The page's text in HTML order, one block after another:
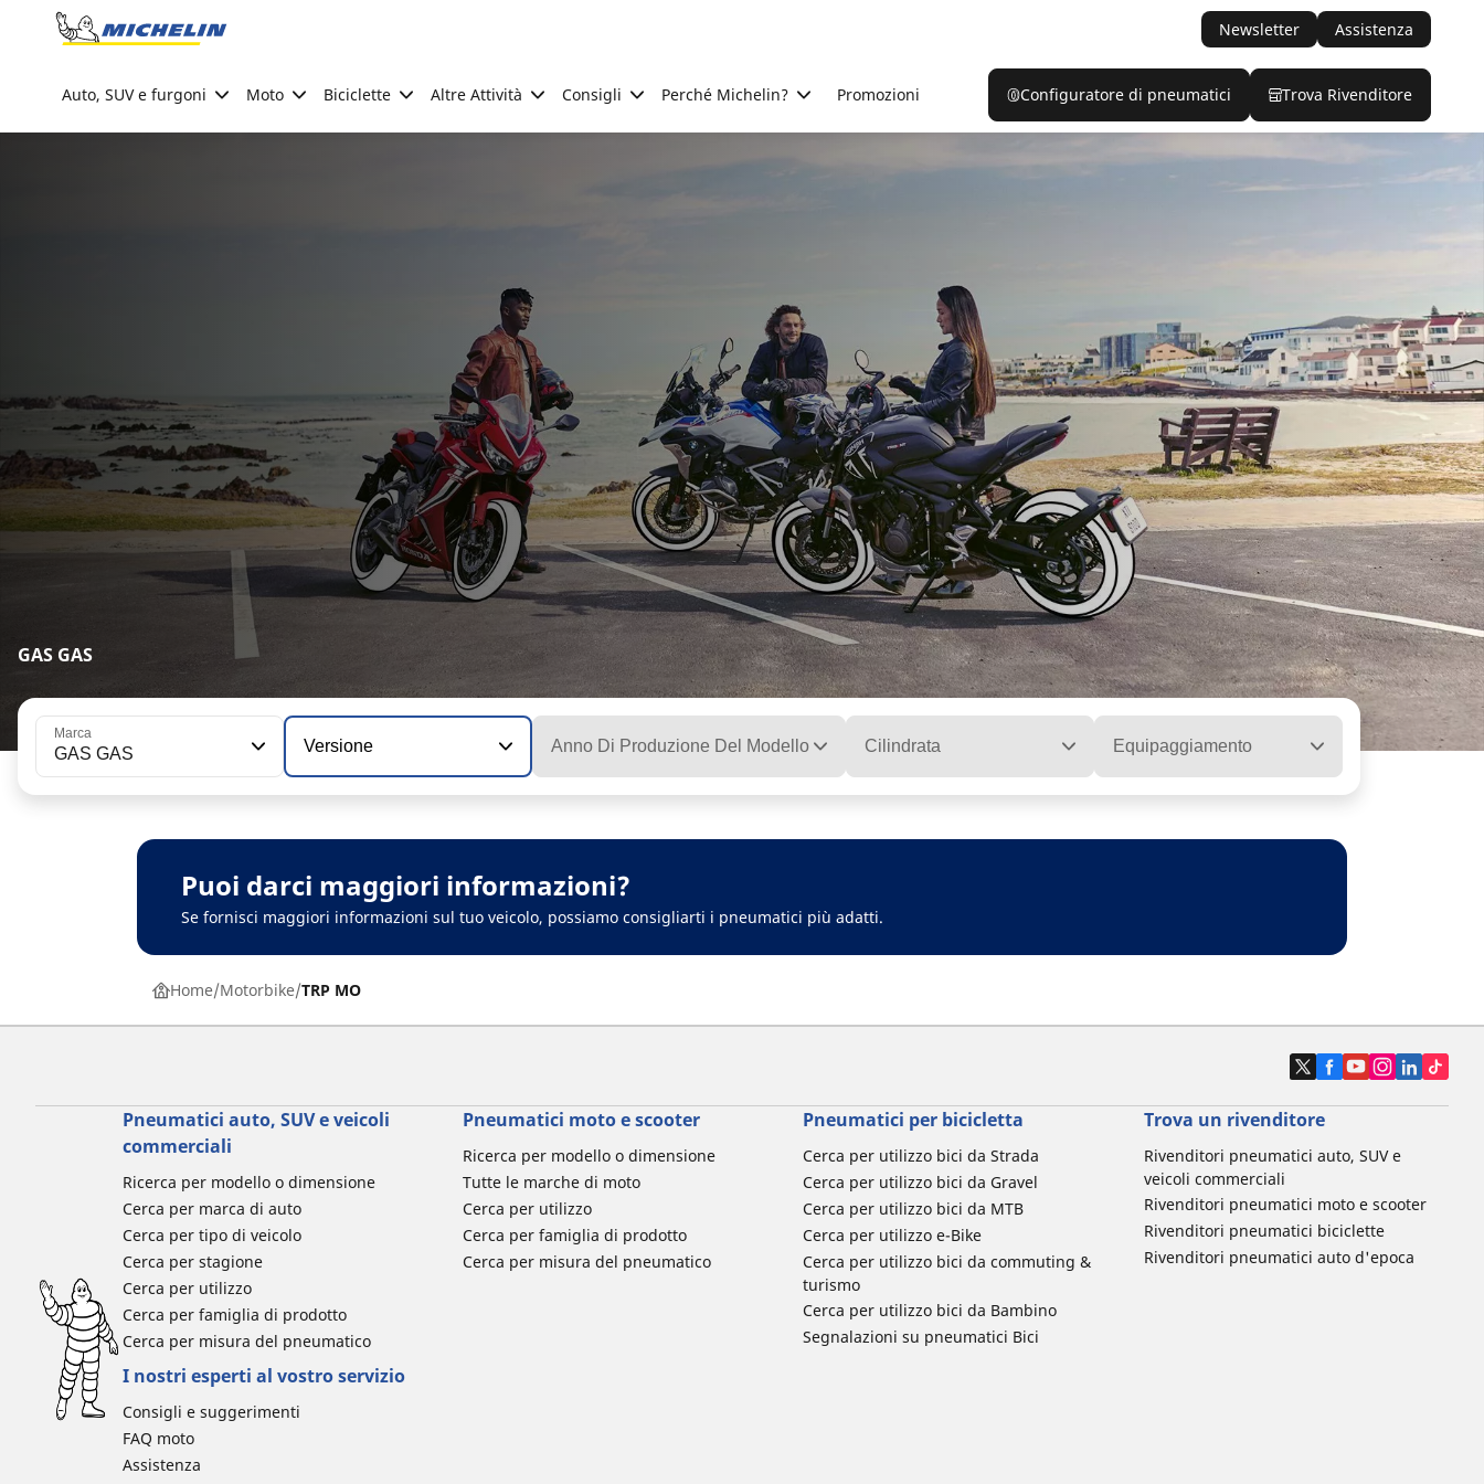
Go to page content
Newsletter Assistenza
Auto, SUV e furgoni Moto Biciclette Altre Attività Consigli Perché Michelin? Promozioni Configuratore di pneumatici Trova Rivenditore
GAS GAS
Marca
GAS GAS Versione Anno Di Produzione Del Modello Cilindrata Equipaggiamento
Puoi darci maggiori informazioni?
Se fornisci maggiori informazioni sul tuo veicolo, possiamo consigliarti i pneumatici più adatti.
Home Motorbike TRP MO
Pneumatici auto, SUV e veicoli
commerciali
Ricerca per modello o dimensione
Cerca per marca di auto
Cerca per tipo di veicolo
Cerca per stagione
Cerca per utilizzo
Cerca per famiglia di prodotto
Cerca per misura del pneumatico
Pneumatici moto e scooter
Ricerca per modello o dimensione
Tutte le marche di moto
Cerca per utilizzo
Cerca per famiglia di prodotto
Cerca per misura del pneumatico
Pneumatici per bicicletta
Cerca per utilizzo bici da Strada
Cerca per utilizzo bici da Gravel
Cerca per utilizzo bici da MTB
Cerca per utilizzo e-Bike
Cerca per utilizzo bici da commuting &
turismo
Cerca per utilizzo bici da Bambino
Segnalazioni su pneumatici Bici
Trova un rivenditore
Rivenditori pneumatici auto, SUV e
veicoli commerciali
Rivenditori pneumatici moto e scooter
Rivenditori pneumatici biciclette
Rivenditori pneumatici auto d'epoca
I nostri esperti al vostro servizio
Consigli e suggerimenti
FAQ moto
Assistenza